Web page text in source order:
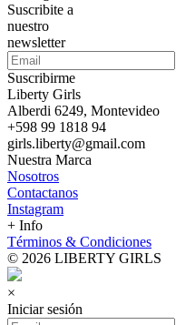
Suscribite a
nuestro
newsletter
Suscribirme
Liberty Girls
Alberdi 6249, Montevideo
+598 99 1818 94
girls.liberty@gmail.com
Nuestra Marca
Nosotros
Contactanos
Instagram
+ Info
Términos & Condiciones
© 2026 LIBERTY GIRLS
×
Iniciar sesión